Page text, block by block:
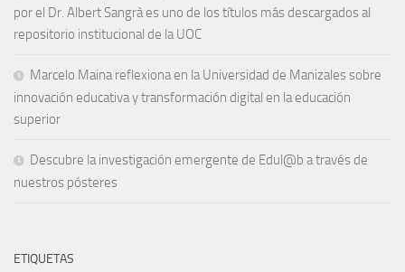
por el Dr. Albert Sangrà es uno de los títulos más descargados al
repositorio institucional de la UOC
Marcelo Maina reflexiona en la Universidad de Manizales sobre
innovación educativa y transformación digital en la educación
superior
Descubre la investigación emergente de Edul@b a través de
nuestros pósteres
ETIQUETAS